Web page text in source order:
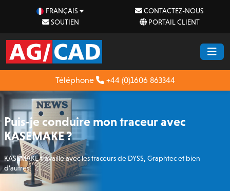
FRANÇAIS
CONTACTEZ-NOUS
SOUTIEN
PORTAIL CLIENT
Téléphone +44 (0)1606 863344
Puis-je conduire mon traceur avec
KASEMAKE ?
KASEMAKE travaille avec les traceurs de DYSS, Graphtec et bien
d’autres